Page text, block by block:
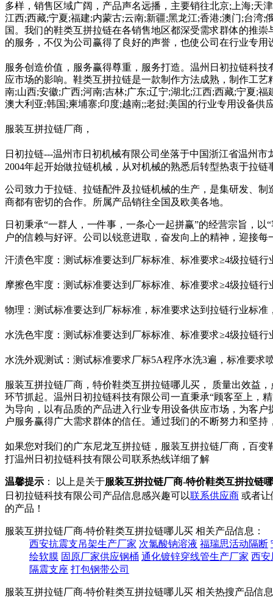
多样，销售区域广阔，产品声名远播，主要销往北京;上海;天
江西;西藏;宁夏;福建;内蒙古;云南;新疆;黑龙江;香港;澳门;台湾
国。我们的鞋类互拼拉链在各销售地区都深受需求群体的推
的服务，不仅为公司赢得了良好的声誉，也使公司在行业专
服务创造价值，服务赢得尊重，服务打造。温州日初拉链科
应市场的影响。鞋类互拼拉链是一款制作方法成熟，制作工
南;山西;安徽;广西;河南;吉林;广东;辽宁;湖北;江西;西藏;宁夏;
澳大利亚;韩国;柬埔寨;印度;越南;;老挝;美国的行业专用设备供
服装互拼拉链厂商，
日初拉链---温州市日初机械有限公司坐落于中国浙江省温州
2004年起开始做拉链机械，从对机械的熟悉后转型热衷于拉链
公司致力于拉链、拉链配件及拉链机械的生产，是集研发、
商都有密切的合作。所属产品销往全国及欧美各地。
日初秉承“一群人，一件事，一条心一起拼赢”的经营宗旨，
户的信赖与好评。公司以锐意进取，奋发向上的精神，迎接
汗渍色牢度：测试标准要达到厂标标准、标准要求≥4级拉链行
摩擦色牢度：测试标准要达到厂标标准、标准要求≥4级拉链行
物理：测试标准要达到厂标标准，标准要求达到拉链行业标准
水洗色牢度：测试标准要达到厂标标准、标准要求≥4级拉链行
水洗外观测试：测试标准要求厂标5A程序水洗3遍，标准要
服装互拼拉链厂商，特价鞋类互拼拉链哪儿买， 质量出效益
环节抓起。温州日初拉链科技有限公司一直秉承“顾客至上，
为导向，以有品质的产品进入行业专用设备供应市场，为客
户服务赢得广大需求群体的信任。通过我们的不断努力和坚
如果您对我们的广东尼龙互拼拉链，服装互拼拉链厂商，百
打温州日初拉链科技有限公司联系热线详细了解
温馨提示 ： 以上是关于服装互拼拉链厂商-特价鞋类互拼拉链
日初拉链科技有限公司产品信息感兴趣可以联系供应商 或者
的产品！
服装互拼拉链厂商-特价鞋类互拼拉链哪儿买 相关产品信息：
西安抗震支吊架生产厂家 次氯酸钠溶液 福瑞思活动隔断
绘软膜 固原厂家供应钢桶 通化镀锌穿线管生产厂家 西安
隔震支座 打包钢带公司
服装互拼拉链厂商-特价鞋类互拼拉链哪儿买 相关热搜产品信